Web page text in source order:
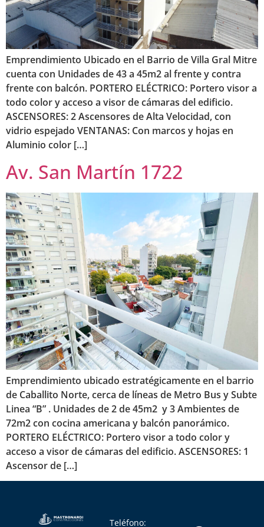
Emprendimiento Ubicado en el Barrio de Villa Gral Mitre
cuenta con Unidades de 43 a 45m2 al frente y contra
frente con balcón. PORTERO ELÉCTRICO: Portero visor a
todo color y acceso a visor de cámaras del edificio.
ASCENSORES: 2 Ascensores de Alta Velocidad, con
vidrio espejado VENTANAS: Con marcos y hojas en
Aluminio color […]
Av. San Martín 1722
Emprendimiento ubicado estratégicamente en el barrio
de Caballito Norte, cerca de líneas de Metro Bus y Subte
Linea “B” . Unidades de 2 de 45m2 y 3 Ambientes de
72m2 con cocina americana y balcón panorámico.
PORTERO ELÉCTRICO: Portero visor a todo color y
acceso a visor de cámaras del edificio. ASCENSORES: 1
Ascensor de […]
Teléfono: